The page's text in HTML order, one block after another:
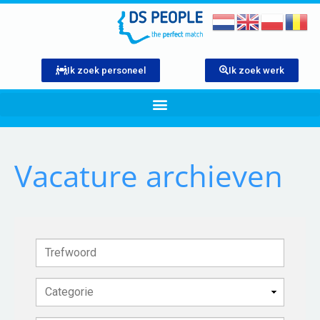
Ik zoek personeel Ik zoek werk
Vacature archieven
r
f